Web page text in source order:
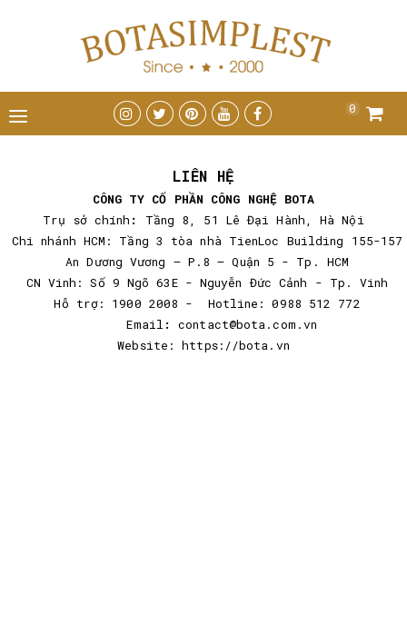
0
LIÊN HỆ
CÔNG TY CỔ PHẦN CÔNG NGHỆ BOTA
Trụ sở chính :
Tầng 8, 51 Lê Đại Hành, Hà Nội
Chi nhánh HCM: Tầng 3 tòa nhà TienLoc Building 155-157
An Dương Vương – P.8 – Quận 5 - Tp. HCM
CN Vinh: Số 9 Ngõ 63E - Nguyễn Đức Cảnh - Tp. Vinh
Hỗ trợ: 1900 2008 - Hotline: 0988 512 772
Email :
contact@bota.com.vn
Website:https://bota.vn